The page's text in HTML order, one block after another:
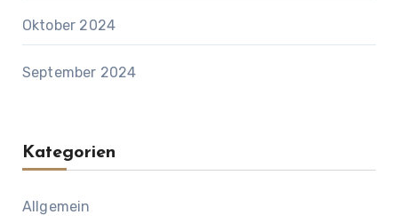
Oktober 2024
September 2024
Kategorien
Allgemein